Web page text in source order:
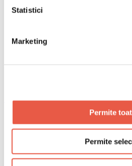
Statistici
Marketing
Permite
Permite
Email
după ce autobuzul lor s-a
singur pasager a supraviețuit.
deschis un dosar penal.